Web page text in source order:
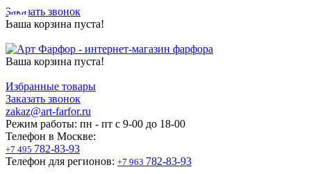
Заказать звонок
Ваша корзина пуста!
Ваша корзина пуста!
Избранные товары
Заказать звонок
zakaz@art-farfor.ru
Режим работы: пн - пт c 9-00 до 18-00
Телефон в Москве:
+7 495 782-83-93
Телефон для регионов: +7 963 782-83-93